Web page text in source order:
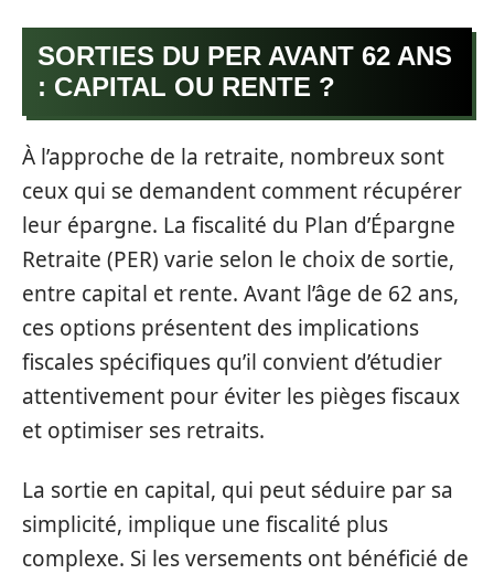
SORTIES DU PER AVANT 62 ANS
: CAPITAL OU RENTE ?
À l’approche de la retraite, nombreux sont
ceux qui se demandent comment récupérer
leur épargne. La fiscalité du Plan d’Épargne
Retraite (PER) varie selon le choix de sortie,
entre capital et rente. Avant l’âge de 62 ans,
ces options présentent des implications
fiscales spécifiques qu’il convient d’étudier
attentivement pour éviter les pièges fiscaux
et optimiser ses retraits.
La sortie en capital, qui peut séduire par sa
simplicité, implique une fiscalité plus
complexe. Si les versements ont bénéficié de